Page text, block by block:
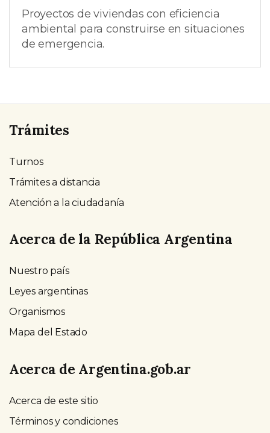
Proyectos de viviendas con eficiencia
ambiental para construirse en situaciones
de emergencia.
Trámites
Turnos
Trámites a distancia
Atención a la ciudadanía
Acerca de la República Argentina
Nuestro país
Leyes argentinas
Organismos
Mapa del Estado
Acerca de Argentina.gob.ar
Acerca de este sitio
Términos y condiciones